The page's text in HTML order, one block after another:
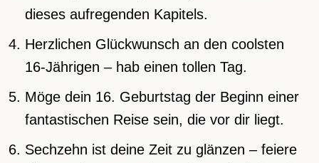
dieses aufregenden Kapitels.
Herzlichen Glückwunsch an den coolsten
16-Jährigen – hab einen tollen Tag.
Möge dein 16. Geburtstag der Beginn einer
fantastischen Reise sein, die vor dir liegt.
Sechzehn ist deine Zeit zu glänzen – feiere